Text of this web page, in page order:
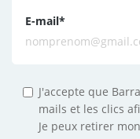
E-mail*
J'accepte que
mails et les clics
Je peux retirer